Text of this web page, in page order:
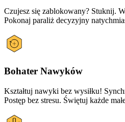
Czujesz się zablokowany? Stuknij.
Pokonaj paraliż decyzyjny
Bohater Nawyków
Kształtuj nawyki bez wysiłku!
Postęp bez stresu. Świętuj każde